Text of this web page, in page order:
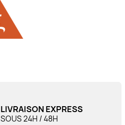
LIVRAISON EXPRESS
SOUS 24H / 48H